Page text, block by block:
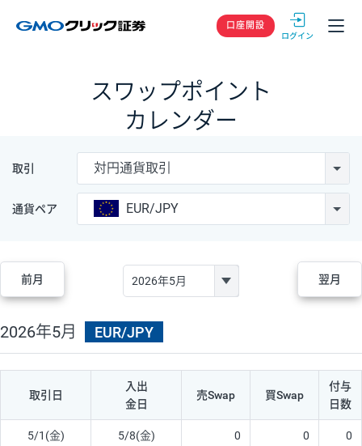
GMOクリック
口座開設
スワップポイント
カレンダー
取引 対円通貨取引
通貨ペア EUR/JPY
前月 翌月
2026年5月 EUR/JPY
取引日
入出
金日
売Swap 買Swap
付与
日数
5/1(金) 5/8(金) 0 0 0